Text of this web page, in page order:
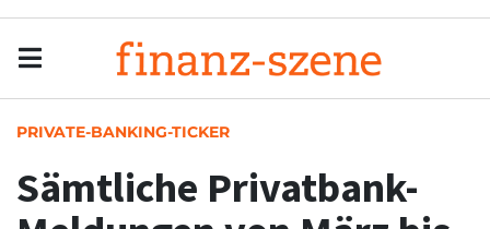
PRIVATE-BANKING-TICKER
Sämtliche Privatbank-